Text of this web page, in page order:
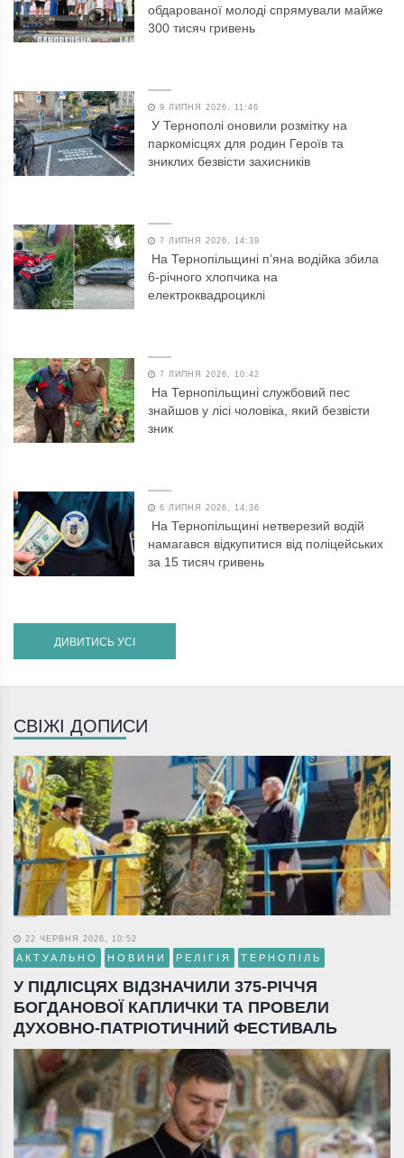
обдарованої молоді спрямували майже
300 тисяч гривень
9 ЛИПНЯ 2026, 11:46
У Тернополі оновили розмітку на
паркомісцях для родин Героїв та
зниклих безвісти захисників
7 ЛИПНЯ 2026, 14:39
На Тернопільщині п’яна водійка збила
6-річного хлопчика на
електроквадроциклі
7 ЛИПНЯ 2026, 10:42
На Тернопільщині службовий пес
знайшов у лісі чоловіка, який безвісти
зник
6 ЛИПНЯ 2026, 14:36
На Тернопільщині нетверезий водій
намагався відкупитися від поліцейських
за 15 тисяч гривень
ДИВИТИСЬ УСІ
СВІЖІ ДОПИСИ
22 ЧЕРВНЯ 2026, 10:52
АКТУАЛЬНО НОВИНИ РЕЛІГІЯ ТЕРНОПІЛЬ
У ПІДЛІСЦЯХ ВІДЗНАЧИЛИ 375-РІЧЧЯ
БОГДАНОВОЇ КАПЛИЧКИ ТА ПРОВЕЛИ
ДУХОВНО-ПАТРІОТИЧНИЙ ФЕСТИВАЛЬ